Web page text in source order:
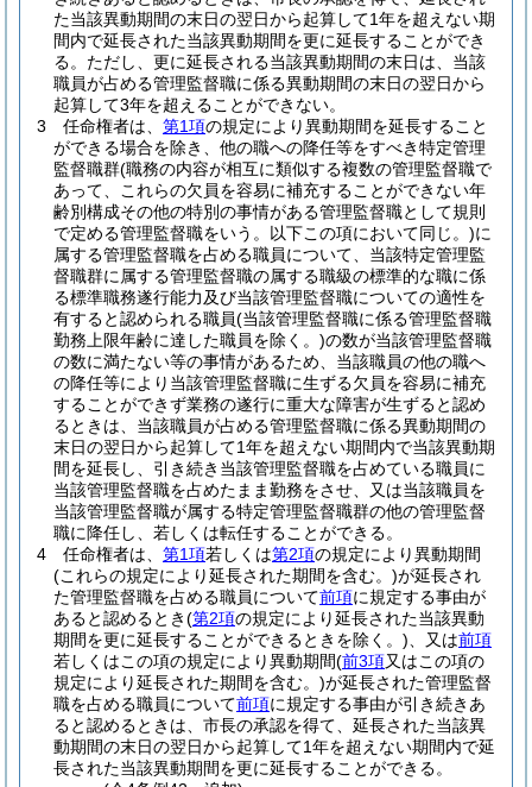
た当該異動期間の末日の翌日から起算して1年を超えない期
間内で延長された当該異動期間を更に延長することができ
る。 ただし、更に延長される当該異動期間の末日は、当該
職員が占める管理監督職に係る異動期間の末日の翌日から
起算して3年を超えることができない。
3
任命権者は、 第1項の規定により異動期間を延長すること
ができる場合を除き、他の職への降任等をすべき特定管理
監督職群(職務の内容が相互に類似する複数の管理監督職で
あって、これらの欠員を容易に補充することができない年
齢別構成その他の特別の事情がある管理監督職として規則
で定める管理監督職をいう。以下この項において同じ。)に
属する管理監督職を占める職員について、当該特定管理監
督職群に属する管理監督職の属する職級の標準的な職に係
る標準職務遂行能力及び当該管理監督職についての適性を
有すると認められる職員(当該管理監督職に係る管理監督職
勤務上限年齢に達した職員を除く。)の数が当該管理監督職
の数に満たない等の事情があるため、当該職員の他の職へ
の降任等により当該管理監督職に生ずる欠員を容易に補充
することができず業務の遂行に重大な障害が生ずると認め
るときは、当該職員が占める管理監督職に係る異動期間の
末日の翌日から起算して1年を超えない期間内で当該異動期
間を延長し、引き続き当該管理監督職を占めている職員に
当該管理監督職を占めたまま勤務をさせ、又は当該職員を
当該管理監督職が属する特定管理監督職群の他の管理監督
職に降任し、若しくは転任することができる。
4
任命権者は、 第1項若しくは第2項の規定により異動期間
(これらの規定により延長された期間を含む。)が延長され
た管理監督職を占める職員について前項に規定する事由が
あると認めるとき(第2項の規定により延長された当該異動
期間を更に延長することができるときを除く。) 、又は前項
若しくはこの項の規定により異動期間(前3項又はこの項の
規定により延長された期間を含む。)が延長された管理監督
職を占める職員について前項に規定する事由が引き続きあ
ると認めるときは、市長の承認を得て、延長された当該異
動期間の末日の翌日から起算して1年を超えない期間内で延
長された当該異動期間を更に延長することができる。